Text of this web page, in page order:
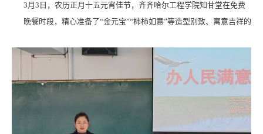
3月3日，农历正月十五元宵佳节，齐齐哈尔工程学院知甘堂在免费
晚餐时段，精心准备了“金元宝”“柿柿如意”等造型别致、寓意吉祥的
日特供餐”已成为校园餐饮里的暖心常态。一份份热气腾腾的免费餐
食，不仅暖了学生的胃，更暖了学生的心，逐渐成为学校独具温度
与特色的餐饮文化名片。每晚八点，免费供餐准时开启，已成为齐